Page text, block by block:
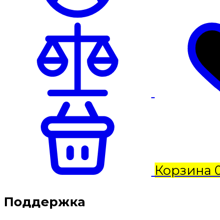
Корзина
Поддержка